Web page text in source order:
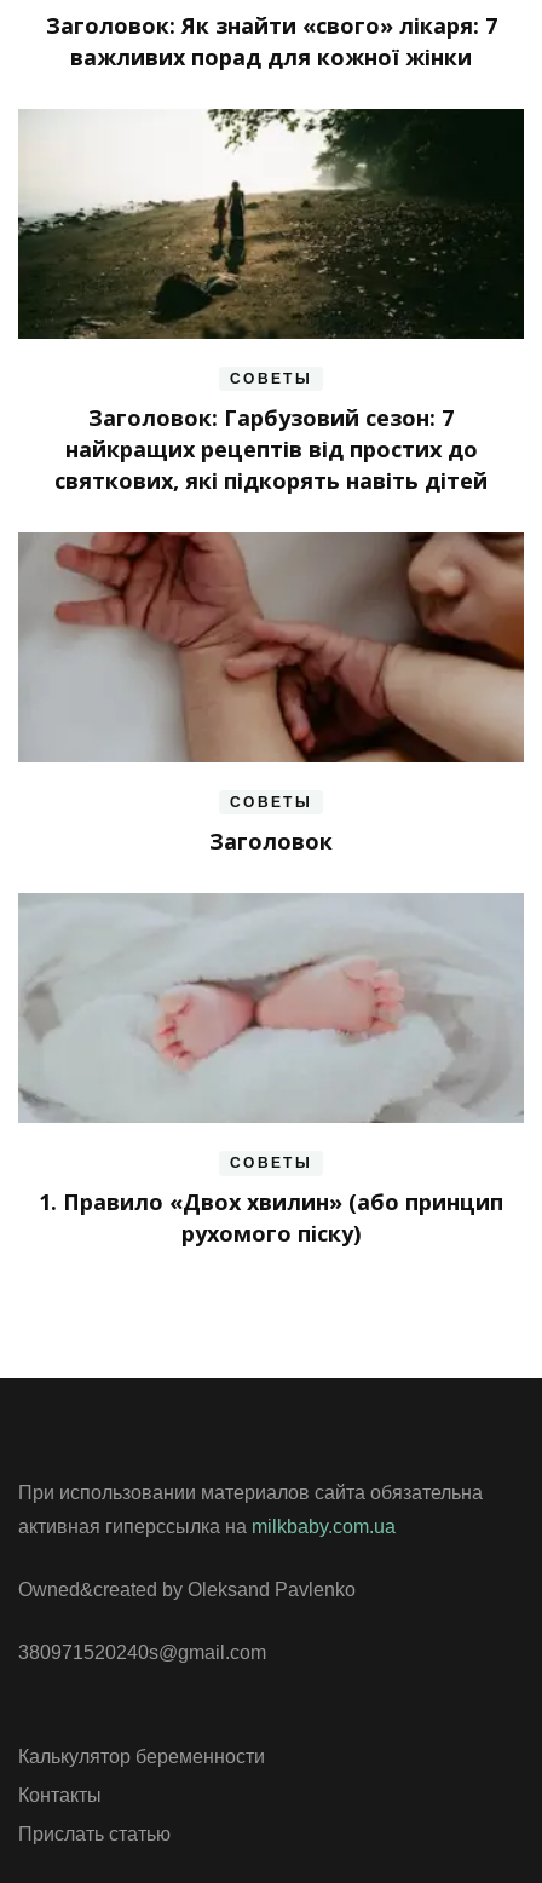
Заголовок: Як знайти «свого» лікаря: 7
важливих порад для кожної жінки
СОВЕТЫ
Заголовок: Гарбузовий сезон: 7
найкращих рецептів від простих до
святкових, які підкорять навіть дітей
СОВЕТЫ
Заголовок
СОВЕТЫ
1. Правило «Двох хвилин» (або принцип
рухомого піску)
При использовании материалов сайта обязательна
активная гиперссылка на milkbaby.com.ua
Owned&created by Oleksand Pavlenko
380971520240s@gmail.com
Калькулятор беременности
Контакты
Прислать статью